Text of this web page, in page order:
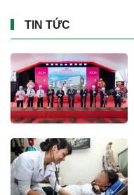
TIN TỨC